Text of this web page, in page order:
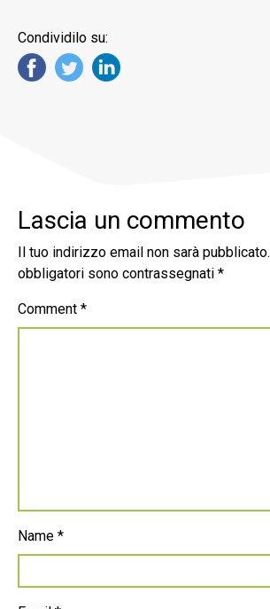
Condividilo su:
Lascia un commento
Il tuo indirizzo email non sarà pubblicato.
obbligatori sono contrassegnati *
Comment *
Name *